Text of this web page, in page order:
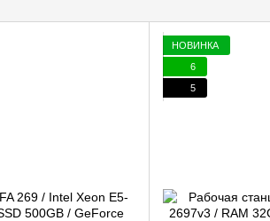
НОВИНКА
6
5